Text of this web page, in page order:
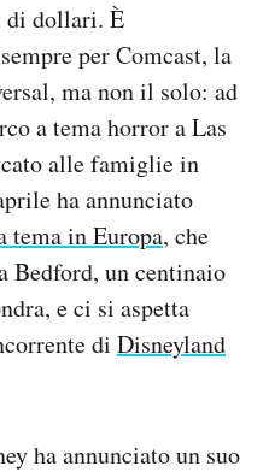
di dollari. È
per Comcast, la
ma non il solo: ad
a tema horror a Las
alle famiglie in
ha annunciato
tema in Europa, che
Bedford, un centinaio
e ci si aspetta
di Disneyland
ha annunciato un suo